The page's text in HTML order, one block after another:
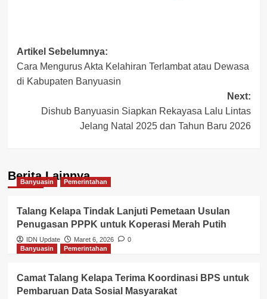
Post
navigation
Artikel Sebelumnya:
Cara Mengurus Akta Kelahiran Terlambat atau Dewasa
di Kabupaten Banyuasin
Next:
Dishub Banyuasin Siapkan Rekayasa Lalu Lintas
Jelang Natal 2025 dan Tahun Baru 2026
Berita Lainnya
Banyuasin Pemerintahan
Talang Kelapa Tindak Lanjuti Pemetaan Usulan
Penugasan PPPK untuk Koperasi Merah Putih
IDN Update Maret 6, 2026
0
Banyuasin
Pemerintahan
Camat Talang Kelapa Terima Koordinasi BPS untuk
Pembaruan Data Sosial Masyarakat